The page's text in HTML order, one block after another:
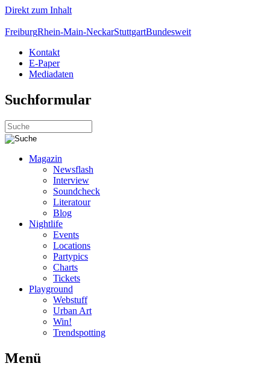
Direkt zum Inhalt
FreiburgRhein-Main-NeckarStuttgartBundesweit
Kontakt
E-Paper
Mediadaten
Suchformular
Magazin
Newsflash
Interview
Soundcheck
Literatour
Blog
Nightlife
Events
Locations
Partypics
Charts
Tickets
Playground
Webstuff
Urban Art
Win!
Trendspotting
Menü